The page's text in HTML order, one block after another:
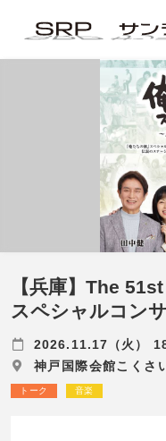
【兵庫】The
スペシャルコン
2026.11.17（火）
神戸国際会館こくさ
トーク 音楽